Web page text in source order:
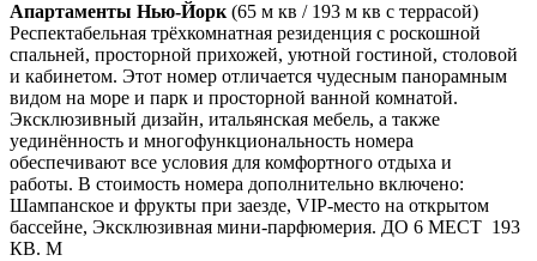
Апартаменты Нью-Йорк (65 м кв / 193 м кв с террасой)
Респектабельная трёхкомнатная резиденция с роскошной
спальней, просторной прихожей, уютной гостиной, столовой
и кабинетом. Этот номер отличается чудесным панорамным
видом на море и парк и просторной ванной комнатой.
Эксклюзивный дизайн, итальянская мебель, а также
уединённость и многофункциональность номера
обеспечивают все условия для комфортного отдыха и
работы. В стоимость номера дополнительно включено:
Шампанское и фрукты при заезде, VIP-место на открытом
бассейне, Эксклюзивная мини-парфюмерия. ДО 6 МЕСТ 193
КВ. М